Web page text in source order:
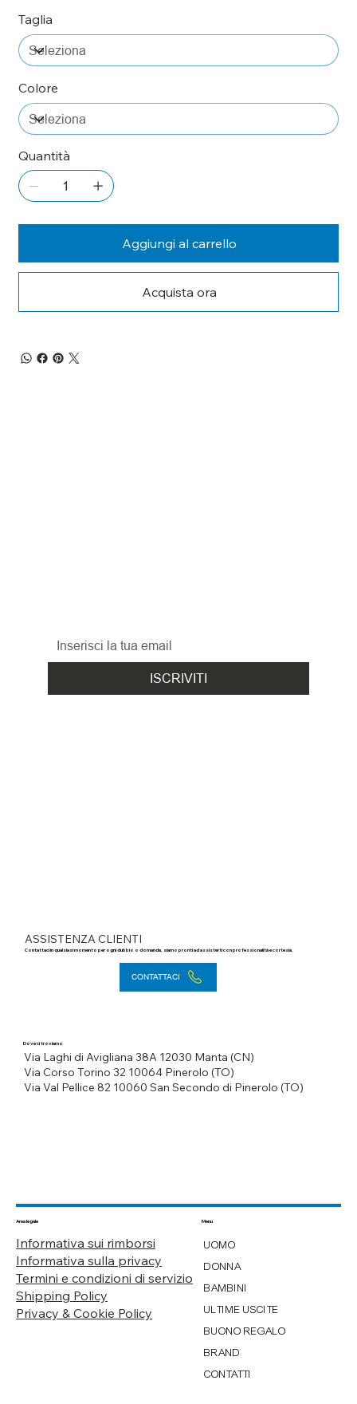
Taglia
Colore
Quantità
Aggiungi al carrello
Acquista ora
ISCRIVITI
Contattaci in qualsiasi momento per ogni dubbio o domanda, siamo pronti ad assisterti con professionalità e cortesia.
CONTATTACI
ASSISTENZA CLIENTI
Dove ci troviamo
Via Laghi di Avigliana 38A 12030 Manta (CN)
Via Val Pellice 82 10060 San Secondo di Pinerolo (TO)
Via Corso Torino 32 10064 Pinerolo (TO)
Area legale
Informativa sui rimborsi
Informativa sulla privacy
Termini e condizioni di servizio
Shipping Policy
Privacy & Cookie Policy
Menu
UOMO
DONNA
BAMBINI
ULTIME USCITE
BUONO REGALO
BRAND
CONTATTI